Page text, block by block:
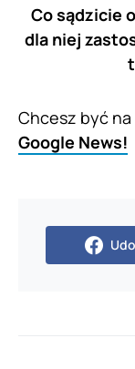
Co sądzicie
dla niej
Chcesz być
Google News!